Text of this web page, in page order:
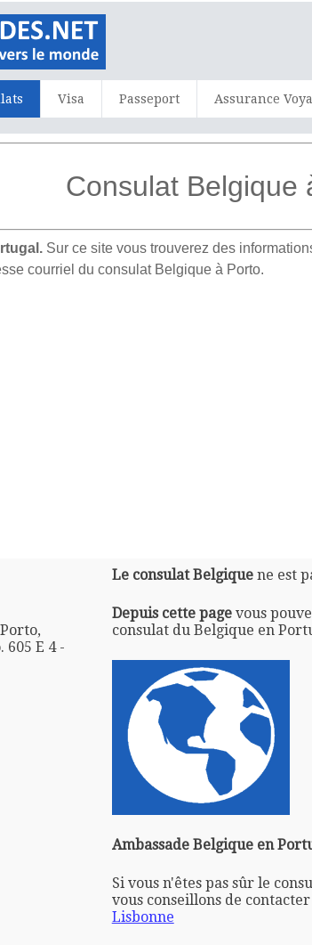
Visa Passeport Assurance
Consulat Belgique
Sur ce site vous trouverez des
courriel du consulat Belgique à Porto.
605 E 4 -
Le consulat Belgiquene est
Depuis cette pagevous
consulat du Belgique en
Ambassade Belgique en
Si vous n'êtes pas sûr le
vous conseillons de
Lisbonne